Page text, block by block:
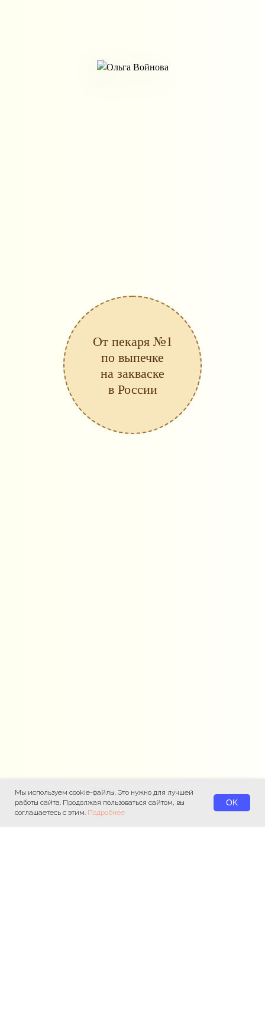
От пекаря №1
по выпечке
на закваске
в России
Мы используем cookie-файлы. Это нужно для лучшей
работы сайта. Продолжая пользоваться сайтом, вы
соглашаетесь с этим. Подробнее
OK